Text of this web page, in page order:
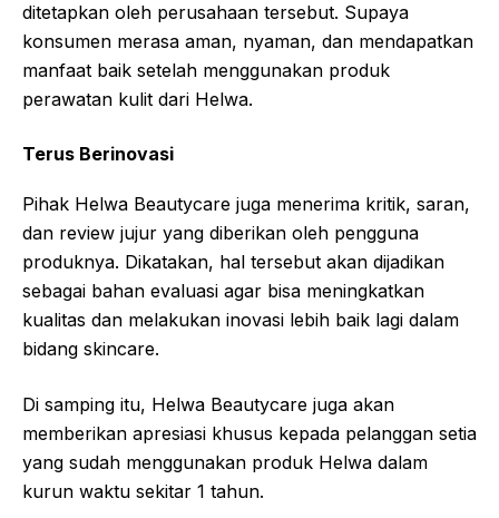
ditetapkan oleh perusahaan tersebut. Supaya
konsumen merasa aman, nyaman, dan mendapatkan
manfaat baik setelah menggunakan produk
perawatan kulit dari Helwa.
Terus Berinovasi
Pihak Helwa Beautycare juga menerima kritik, saran,
dan review jujur yang diberikan oleh pengguna
produknya. Dikatakan, hal tersebut akan dijadikan
sebagai bahan evaluasi agar bisa meningkatkan
kualitas dan melakukan inovasi lebih baik lagi dalam
bidang skincare.
Di samping itu, Helwa Beautycare juga akan
memberikan apresiasi khusus kepada pelanggan setia
yang sudah menggunakan produk Helwa dalam
kurun waktu sekitar 1 tahun.